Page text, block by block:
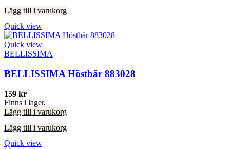
Lägg till i varukorg
Quick view
Quick view
BELLISSIMA
BELLISSIMA Höstbär 883028
159 kr
Finns i lager,
Lägg till i varukorg
Lägg till i varukorg
Quick view